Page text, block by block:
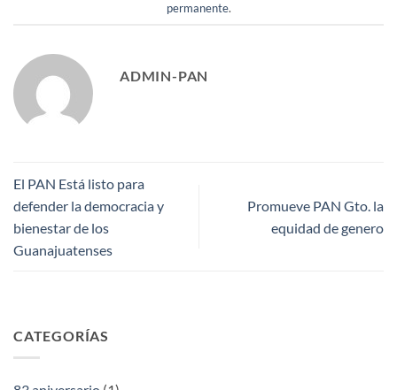
permanente.
ADMIN-PAN
El PAN Está listo para
defender la democracia y
bienestar de los
Guanajuatenses
Promueve PAN Gto. la
equidad de genero
CATEGORÍAS